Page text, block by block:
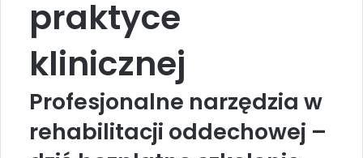
praktyce
klinicznej
Profesjonalne narzędzia w
rehabilitacji oddechowej –